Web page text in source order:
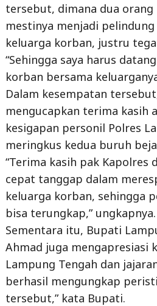
keluarga korban, justru
“Sehingga saya harus
korban bersama
Dalam kesempatan
mengucapkan terima kasih
kesigapan personil Polres
meringkus kedua buruh
“Terima kasih pak Kapolres
cepat tanggap dalam
keluarga korban, sehingga
bisa terungkap,” ungkapnya.
Sementara itu, Bupati
Ahmad juga mengapresiasi
Lampung Tengah dan
berhasil mengungkap
tersebut,” kata Bupati.
Saat ini, kedua pelaku
di Hotel Prodeo Mapolres